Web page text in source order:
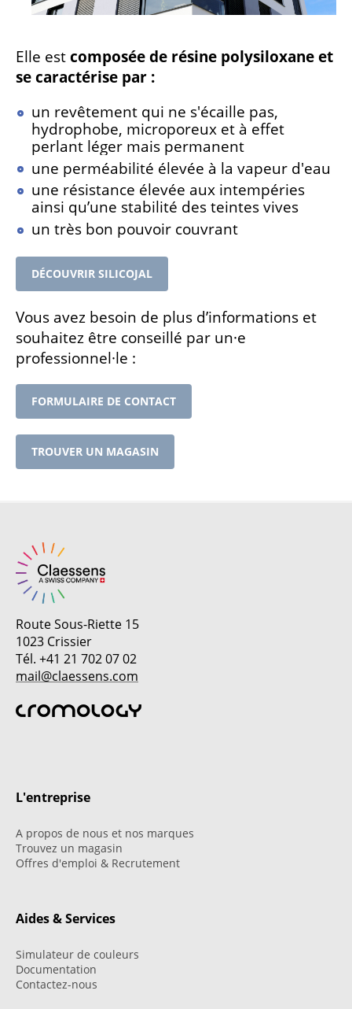
Elle estcomposée de résine polysiloxane et
se caractérise par :
un revêtement qui ne s'écaille pas,
hydrophobe, microporeux et à effet
perlant léger mais permanent
une perméabilité élevée à la vapeur d'eau
une résistance élevée aux intempéries
ainsi qu’une stabilité des teintes vives
un très bon pouvoir couvrant
DÉCOUVRIR SILICOJAL
Vous avez besoin de plus d’informations et
souhaitez être conseillé par un·e
professionnel·le :
FORMULAIRE DE CONTACT
TROUVER UN MAGASIN
Route Sous-Riette 15
1023 Crissier
Tél. +41 21 702 07 02
mail@claessens.com
L'entreprise
A propos de nous et nos marques
Trouvez un magasin
Offres d'emploi & Recrutement
Aides & Services
Simulateur de couleurs
Documentation
Contactez-nous